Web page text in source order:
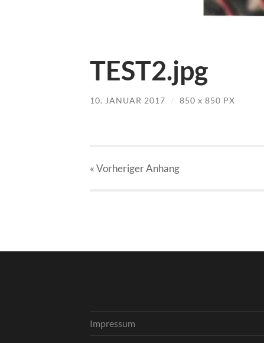
TEST2.jpg
10. JANUAR 2017 / 850 x 850 PX
« VorherigerAnhang
Impressum